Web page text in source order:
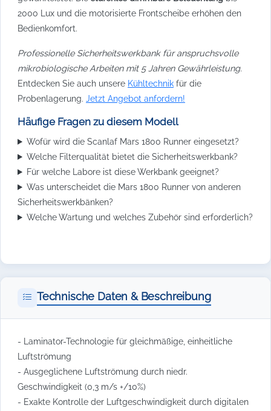
2000 Lux und die motorisierte Frontscheibe erhöhen den
Bedienkomfort.
Professionelle Sicherheitswerkbank für anspruchsvolle
mikrobiologische Arbeiten mit 5 Jahren Gewährleistung.
Entdecken Sie auch unsere Kühltechnik für die
Probenlagerung. Jetzt Angebot anfordern!
Häufige Fragen zu diesem Modell
Wofür wird die Scanlaf Mars 1800 Runner eingesetzt?
Welche Filterqualität bietet die Sicherheitswerkbank?
Für welche Labore ist diese Werkbank geeignet?
Was unterscheidet die Mars 1800 Runner von anderen
Sicherheitswerkbänken?
Welche Wartung und welches Zubehör sind erforderlich?
Technische Daten & Beschreibung
- Laminator-Technologie für gleichmäßige, einheitliche
Luftströmung
- Ausgeglichene Luftströmung durch niedr.
Geschwindigkeit (0,3 m/s +/10%)
- Exakte Kontrolle der Luftgeschwindigkeit durch digitalen